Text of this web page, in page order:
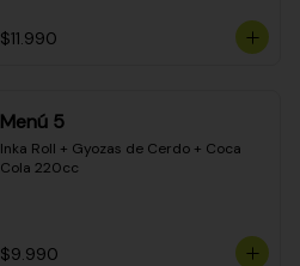
$11.990
Menú 5
Inka Roll + Gyozas de Cerdo + Coca
Cola 220cc
$9.990